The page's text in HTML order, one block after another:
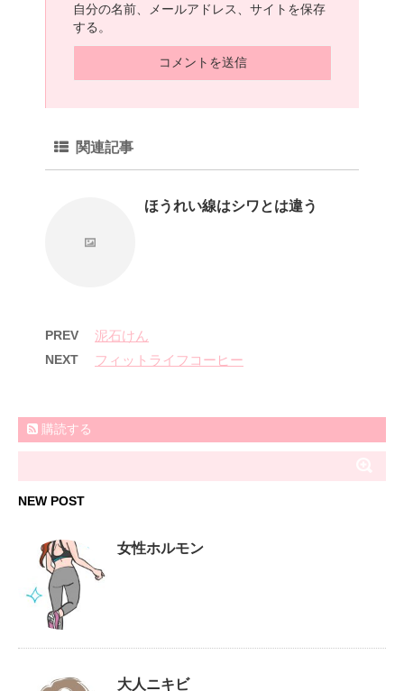
自分の名前、メールアドレス、サイトを保存
する。
関連記事
ほうれい線はシワとは違う
PREV 泥石けん
NEXT フィットライフコーヒー
購読する
NEW POST
女性ホルモン
大人ニキビ